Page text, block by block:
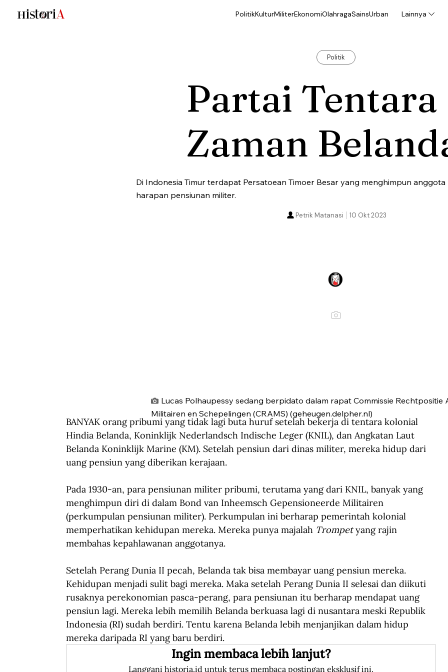
PolitikKulturMiliterEkonomiOlahragaSainsUrban Lainnya
Politik
Partai Tentara
Zaman
Di Indonesia Timur terdapat Persatoean Timoer Besar yang menghimpun anggota
harapan pensiunan militer.
10 Okt 2023
Petrik Matanasi
Lucas Polhaupessy sedang berpidato dalam rapat Commissie Rechtpositie
Militairen en Schepelingen (CRAMS) (geheugen.delpher.nl)
BANYAK orang pribumi yang tidak lagi buta huruf setelah bekerja di tentara kolonial
Hindia Belanda, Koninklijk Nederlandsch Indische Leger (KNIL), dan Angkatan Laut
Belanda Koninklijk Marine (KM). Setelah pensiun dari dinas militer, mereka hidup dari
uang pensiun yang diberikan kerajaan.
Pada 1930-an, para pensiunan militer pribumi, terutama yang dari KNIL, banyak yang
menghimpun diri di dalam Bond van Inheemsch Gepensioneerde Militairen
(perkumpulan pensiunan militer). Perkumpulan ini berharap pemerintah kolonial
memperhatikan kehidupan mereka. Mereka punya majalah Trompet yang rajin
membahas kepahlawanan anggotanya.
Setelah Perang Dunia II pecah, Belanda tak bisa membayar uang pensiun mereka.
Kehidupan menjadi sulit bagi mereka. Maka setelah Perang Dunia II selesai dan diikuti
rusaknya perekonomian pasca-perang, para pensiunan itu berharap mendapat uang
pensiun lagi. Mereka lebih memilih Belanda berkuasa lagi di nusantara meski Republik
Indonesia (RI) sudah berdiri. Tentu karena Belanda lebih menjanjikan dalam hidup
mereka daripada RI yang baru berdiri.
Ingin membaca lebih lanjut?
Langgani historia.id untuk terus membaca postingan eksklusif ini.